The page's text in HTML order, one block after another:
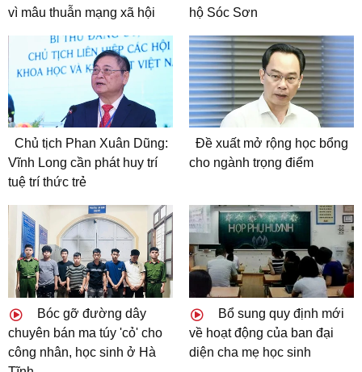
vì mâu thuẫn mạng xã hội hộ Sóc Sơn
Chủ tịch Phan Xuân Dũng:
Vĩnh Long cần phát huy trí
tuệ trí thức trẻ
Đề xuất mở rộng học bổng
cho ngành trọng điểm
Bóc gỡ đường dây
chuyên bán ma túy 'cỏ' cho
công nhân, học sinh ở Hà
Bổ sung quy định mới
về hoạt động của ban đại
diện cha mẹ học sinh